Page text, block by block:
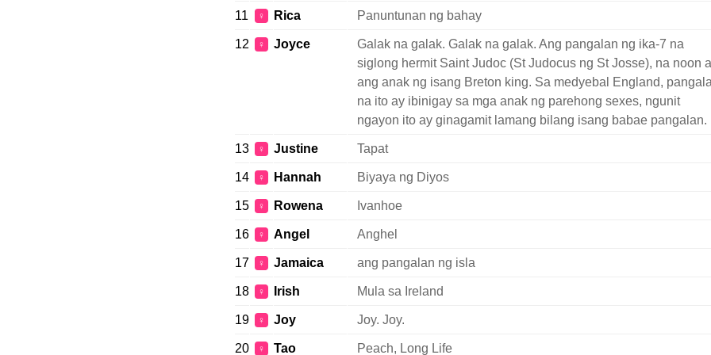
11 ♀ Rica Panuntunan ng bahay
12 ♀ Joyce
Galak na galak. Galak na galak. Ang pangalan ng ika-7 na
siglong hermit Saint Judoc (St Judocus ng St Josse), na noon
ang anak ng isang Breton king. Sa medyebal England,
na ito ay ibinigay sa mga anak ng parehong sexes, ngunit
ngayon ito ay ginagamit lamang bilang isang babae pangalan.
13 ♀ Justine Tapat
14 ♀ Hannah Biyaya ng Diyos
15 ♀ Rowena Ivanhoe
16 ♀ Angel Anghel
17 ♀ Jamaica ang pangalan ng isla
18 ♀ Irish Mula sa Ireland
19 ♀ Joy Joy. Joy.
20 ♀ Tao Peach, Long Life